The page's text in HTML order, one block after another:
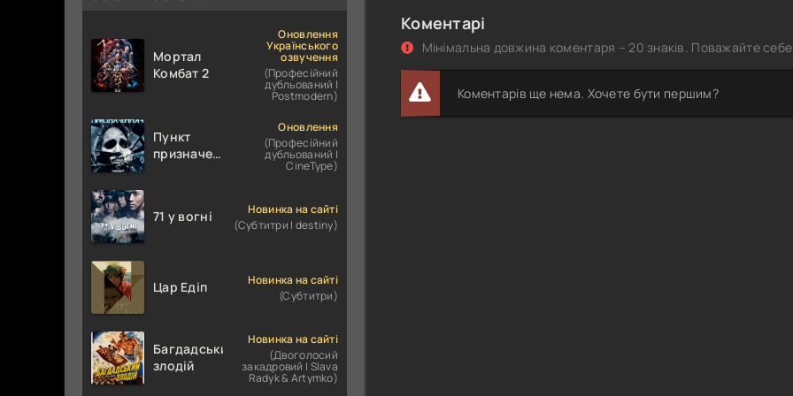
Коментарі
Мінімальна довжина коментаря – 20 знаків. Поважайте себе
Коментарів ще нема. Хочете бути першим?
Мортал
Комбат 2
Оновлення
Українського
озвучення
(Професійний
дубльований |
Postmodern)
Пункт
призначення
Оновлення
(Професійний
дубльований |
CineType)
71 у вогні
Новинка на сайті
(Субтитри | destiny)
Цар Едіп
Новинка на сайті
(Субтитри)
Багдадський
злодій
Новинка на сайті
(Двоголосий
закадровий | Slava
Radyk & Artymko)